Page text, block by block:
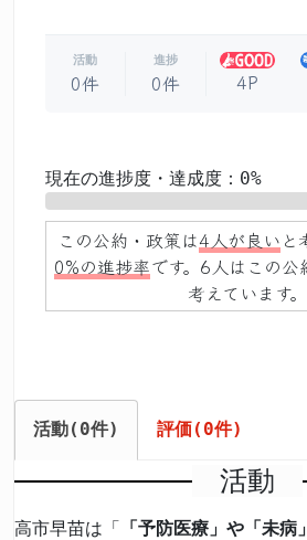
活動
0件
進捗
0件 4P
現在の進捗度・達成度：0%
この公約・政策は4人が良い と
0%の進捗率です。6人はこの
考えています。
活動(0件) 評価(0件)
活動
高市早苗は「 「予防医療」や「未